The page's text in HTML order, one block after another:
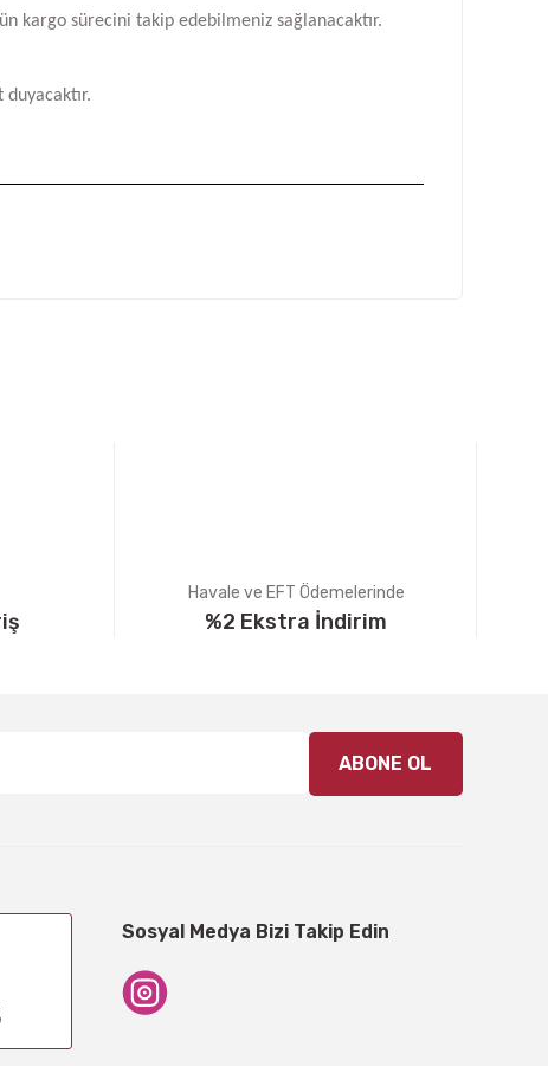
kargo sürecini takip edebilmeniz sağlanacaktır.
Havale ve EFT Ödemelerinde
%2 Ekstra İndirim
ABONE OL
Sosyal Medya Bizi Takip Edin